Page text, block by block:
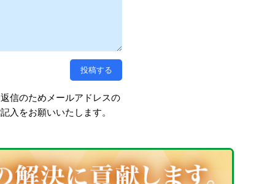
信のためメールアドレスの
入をお願いいたします。